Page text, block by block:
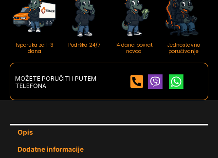
Isporuka za 1-3
dana
Podrška 24/7
14 dana povrat
novca
Jednostavno
poručivanje
MOŽETE PORUČITI I PUTEM
TELEFONA
Opis
Dodatne informacije